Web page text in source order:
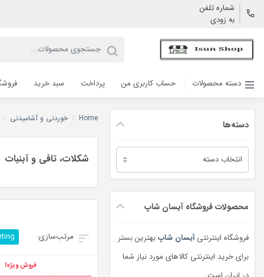
شماره تلفن
به زودی
دسته محصولات حساب کاربری من پرداخت سبد خرید
دسته‌ها
دسته‌ها
محصولات فروشگاه آیسان شاپ
فروشگاه اینترنتیآیسان شاپبهترین بستر
برای خرید اینترنتی کالاهای مورد نیاز شما
Home
/ خوردنی و آشامیدنی /
شکلات، تافی و آبنبات
فروش ویژه!